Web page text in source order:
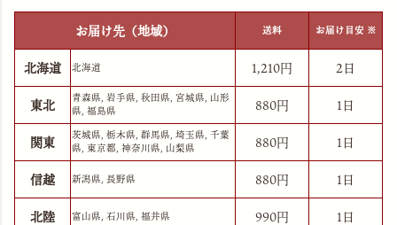
お届け先（地域） 送料 お届け目安 ※
北海道 北海道 1,210
2日
東北
青森県, 岩手県, 秋田県, 宮城県, 山形
県, 福島県
880
1日
関東
茨城県, 栃木県, 群馬県, 埼玉県, 千葉
県, 東京都, 神奈川県, 山梨県
880
1日
信越
新潟県, 長野県 880
1日
北陸
富山県, 石川県, 福井県 990
1日